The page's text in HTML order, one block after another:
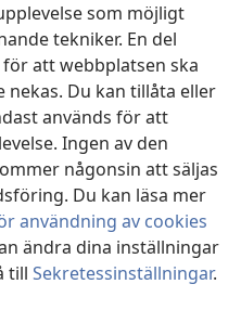
som möjligt
tekniker. En del
att webbplatsen ska
Du kan tillåta eller
används för att
Ingen av den
någonsin att säljas
Du kan läsa mer
användning av cookies
ändra dina inställningar
till Sekretessinställningar.
Tract Society of Pennsylvania.
SEKRETESSPOLICY|